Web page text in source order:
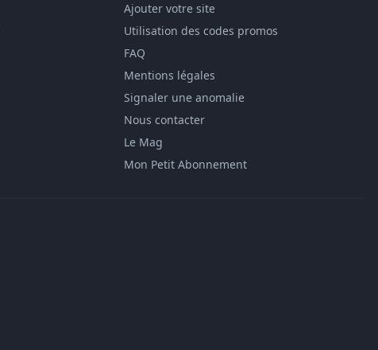
Ajouter votre site
Utilisation des codes promos
FAQ
Mentions légales
Signaler une anomalie
Nous contacter
Le Mag
Mon Petit Abonnement